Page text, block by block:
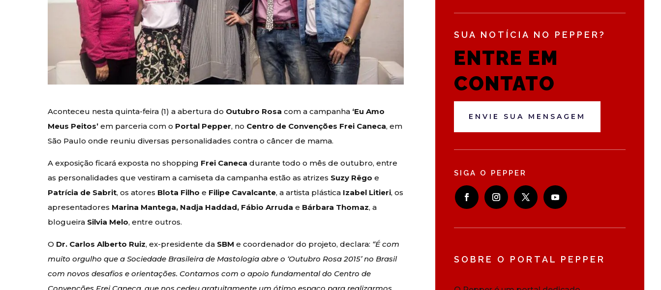
Aconteceu nesta quinta-feira (1) a abertura do Outubro Rosa com a campanha ‘Eu Amo
Meus Peitos’ em parceria com o Portal Pepper, no Centro de Convenções Frei Caneca, em
São Paulo onde reuniu diversas personalidades contra o câncer de mama.
A exposição ficará exposta no shopping Frei Caneca durante todo o mês de outubro, entre
as personalidades que vestiram a camiseta da campanha estão as atrizes Suzy Rêgo e
Patrícia de Sabrit, os atores Blota Filho e Filipe Cavalcante, a artista plástica Izabel Litieri, os
apresentadores Marina Mantega, Nadja Haddad, Fábio Arruda e Bárbara Thomaz, a
blogueira Silvia Melo, entre outros.
O Dr. Carlos Alberto Ruiz, ex-presidente da SBM e coordenador do projeto, declara: “É com
muito orgulho que a Sociedade Brasileira de Mastologia abre o ‘Outubro Rosa 2015’ no Brasil
com novos desafios e orientações. Contamos com o apoio fundamental do Centro de
SUA NOTÍCIA NO PEPPER?
ENTRE EM
CONTATO
ENVIE SUA MENSAGEM
SIGA O PEPPER
SOBRE O PORTAL PEPPER